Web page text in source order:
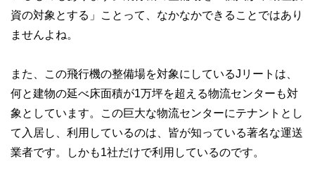
資の対象とする」ことって、なかなかできることではあり
ませんよね。
また、この飛行機の整備場を対象にしているJリートは、
何と建物の延べ床面積が1万坪を超える物流センターも対
象としています。この巨大な物流センターにテナントとし
て入居し、利用しているのは、皆が知っている著名な運送
業者です。しかも1社だけで利用しているのです。